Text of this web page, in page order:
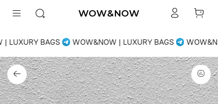
WOW&NOW
LUXURY BAGS WOW&NOW | LUXURY BAGS